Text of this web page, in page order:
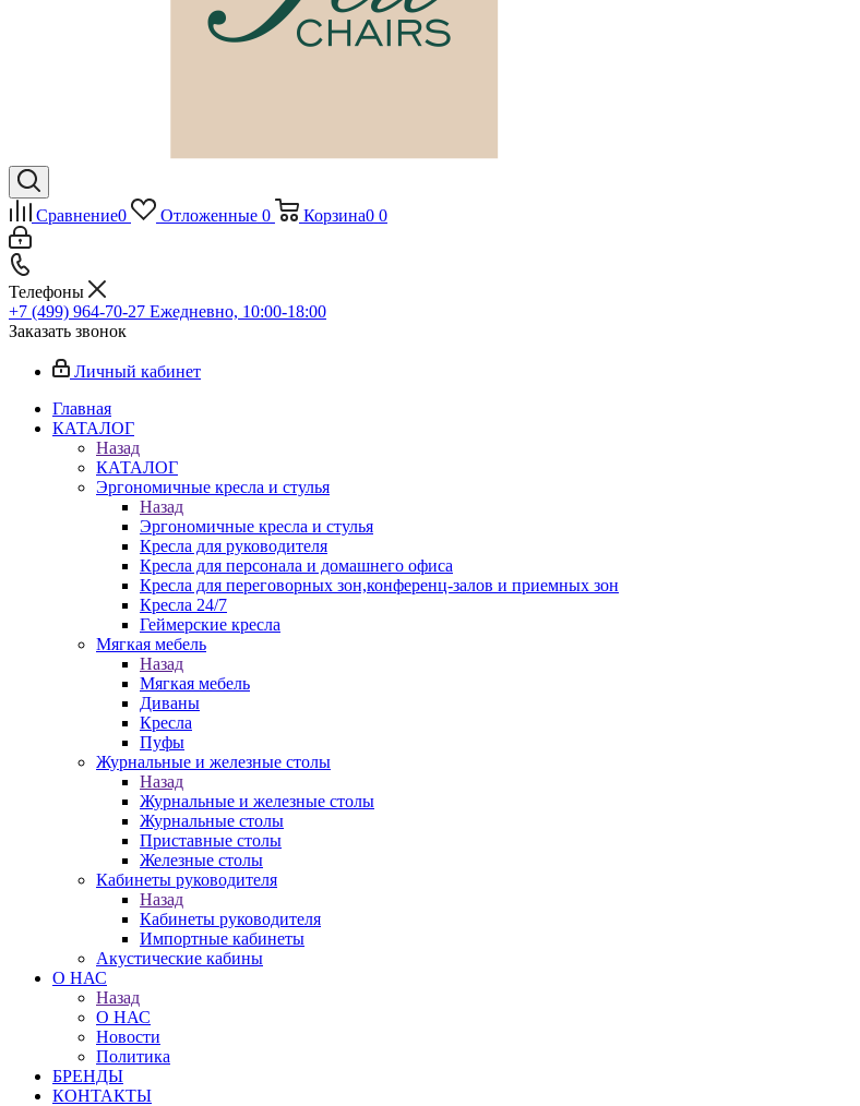
Сравнение0 Отложенные 0 Корзина0 0
Телефоны
+7 (499) 964-70-27 Ежедневно, 10:00-18:00
Заказать звонок
Личный кабинет
Главная
КАТАЛОГ
Назад
КАТАЛОГ
Эргономичные кресла и стулья
Назад
Эргономичные кресла и стулья
Кресла для руководителя
Кресла для персонала и домашнего офиса
Кресла для переговорных зон,конференц-залов и приемных зон
Кресла 24/7
Геймерские кресла
Мягкая мебель
Назад
Мягкая мебель
Диваны
Кресла
Пуфы
Журнальные и железные столы
Назад
Журнальные и железные столы
Журнальные столы
Приставные столы
Железные столы
Кабинеты руководителя
Назад
Кабинеты руководителя
Импортные кабинеты
Акустические кабины
О НАС
Назад
О НАС
Новости
Политика
БРЕНДЫ
КОНТАКТЫ